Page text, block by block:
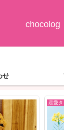
chocolog
せ
恋愛タ